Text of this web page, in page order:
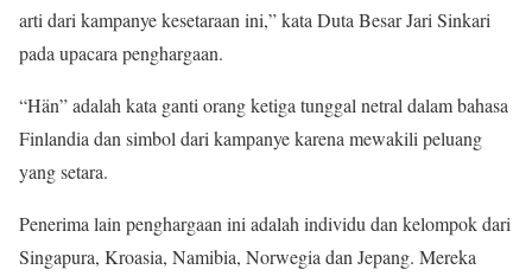
arti dari kampanye kesetaraan ini,” kata Duta Besar Jari Sinkari
pada upacara penghargaan.
“Hän” adalah kata ganti orang ketiga tunggal netral dalam bahasa
Finlandia dan simbol dari kampanye karena mewakili peluang
yang setara.
Penerima lain penghargaan ini adalah individu dan kelompok dari
Singapura, Kroasia, Namibia, Norwegia dan Jepang. Mereka